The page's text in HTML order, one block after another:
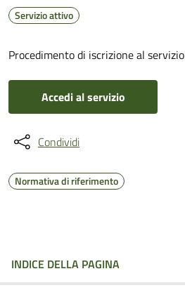
Servizio attivo
Procedimento di iscrizione al servizio
Accedi al servizio
Condividi
Normativa di riferimento
INDICE DELLA PAGINA